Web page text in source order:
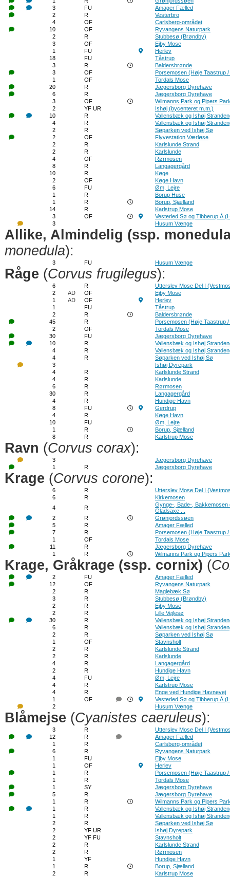
3
FU
Amager Fælled
2
R
Vesterbro
4
OF
Carlsberg-området
10
OF
Ryvangens Naturpark
2
R
Stubbesø (Brøndby)
3
OF
Ejby Mose
1
FU
Herlev
18
FU
Tåstrup
3
R
Baldersbrønde
3
OF
Porsemosen (Høje Taastrup /
1
OF
Tordals Mose
20
R
Jægersborg Dyrehave
6
R
Jægersborg Dyrehave
3
OF
Wilmanns Park og Pipers
2
YF UR
Ishøj (bycenteret m.m.)
10
R
Vallensbæk og Ishøj
4
R
Vallensbæk og Ishøj
2
R
Søparken ved Ishøj Sø
2
OF
Flyvestation Værløse
2
R
Karlslunde Strand
2
R
Karlslunde
4
OF
Rørmosen
8
R
Langagergård
10
R
Køge
2
OF
Køge Havn
6
FU
Øm, Lejre
1
R
Borup Huse
1
R
Borup, Sjælland
14
R
Karlstrup Mose
3
OF
Vesterled Sø og Tibberup Å
3
Husum Vænge
Allike, Almindelig (ssp.
monedula):
3 FU Husum Vænge
Råge (Corvus frugilegus):
6 R
Utterslev Mose Del I
2
AD OF
Ejby Mose
1
AD OF
Herlev
1
FU
Tåstrup
2
R
Baldersbrønde
45
R
Porsemosen (Høje Taastrup /
2
OF
Tordals Mose
30
FU
Jægersborg Dyrehave
10
R
Vallensbæk og Ishøj
4
R
Vallensbæk og Ishøj
4
R
Søparken ved Ishøj Sø
3
Ishøj Dyrepark
4
R
Karlslunde Strand
4
R
Karlslunde
6
R
Rørmosen
30
R
Langagergård
4
R
Hundige Havn
8
FU
Gerdrup
4
R
Køge Havn
10
FU
Øm, Lejre
1
R
Borup, Sjælland
8
R Karlstrup Mose
Ravn (Corvus corax):
3
Jægersborg Dyrehave
1
R Jægersborg Dyrehave
Krage (Corvus corone):
6 R
Utterslev Mose Del I
6
R
Kirkemosen
4
R
Gynge-, Bade-, Bakkemosen
Gladsaxe ...
2
R
Grønjordssøen
5
R
Amager Fælled
7
R
Porsemosen (Høje Taastrup /
1
OF
Tordals Mose
11
R
Jægersborg Dyrehave
1
R Wilmanns Park og Pipers
Krage, Gråkrage (ssp. cornix) (
2 FU
Amager Fælled
12
OF
Ryvangens Naturpark
2
R
Maglebæk Sø
3
R
Stubbesø (Brøndby)
2
R
Ejby Mose
2
R
Lille Vejlesø
30
R
Vallensbæk og Ishøj
6
R
Vallensbæk og Ishøj
2
R
Søparken ved Ishøj Sø
1
OF
Stavnsholt
2
R
Karlslunde Strand
2
R
Karlslunde
4
R
Langagergård
2
R
Hundige Havn
4
FU
Øm, Lejre
4
R
Karlstrup Mose
4
R
Enge ved Hundige Havnevej
1
OF
Vesterled Sø og Tibberup Å
2
Husum Vænge
Blåmejse (Cyanistes caeruleus):
3 R
Utterslev Mose Del I
12
R
Amager Fælled
1
R
Carlsberg-området
6
R
Ryvangens Naturpark
1
FU
Ejby Mose
1
OF
Herlev
1
R
Porsemosen (Høje Taastrup /
1
R
Tordals Mose
1
SY
Jægersborg Dyrehave
5
R
Jægersborg Dyrehave
1
R
Wilmanns Park og Pipers
1
R
Vallensbæk og Ishøj
1
R
Vallensbæk og Ishøj
2
R
Søparken ved Ishøj Sø
2
YF UR
Ishøj Dyrepark
2
YF FU
Stavnsholt
2
R
Karlslunde Strand
2
R
Rørmosen
1
YF
Hundige Havn
1
R
Borup, Sjælland
2
R
Karlstrup Mose